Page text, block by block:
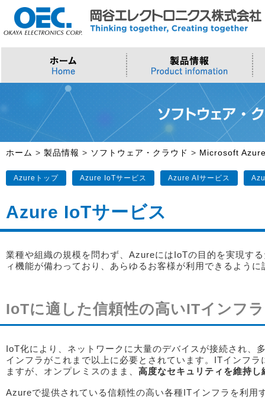
>Intel (IoT/Embedded)
>Intel (PC)
>Intel Arc Graphics
ソフトウェア・クラウド
>Microsoft Azure
>Windows IoT
>Trellix
>AMI
>AI・IoTソリューション
>インテル IoTソリューション
>評価開発キット
>LLMソリューション
スマートシティ・DX
>ナガレミル / 人流・交通
>トップメッセージ
>製品・御見積お問い合わせ >その他・採用お問い合わせ
ホーム > 製品情報 > ソフトウェア・クラウド > Microsoft
Azureトップ Azure IoTサービス Azure AIサービス
Azure IoTサービス
業種や組織の規模を問わず、AzureにはIoTの目的を実現す
ィ機能が備わっており、あらゆるお客様が利用できるよう
IoTに適した信頼性の高いITインフ
IoT化により、ネットワークに大量のデバイスが接続され、
インフラがこれまで以上に必要とされています。ITインフ
ますが、オンプレミスのまま、 高度なセキュリティを維持
Azureで提供されている信頼性の高い各種ITインフラを利用